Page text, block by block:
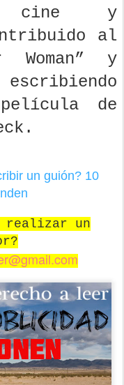
cine y
al
Woman” y
de
un guión? 10
realizar un